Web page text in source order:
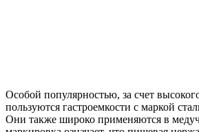
Особой популярностью, за счет
пользуются гастроемкости с маркой
Они также широко применяются в